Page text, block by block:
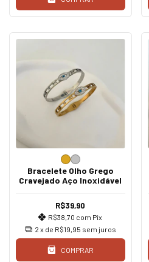
Bracelete Olho Grego
Cravejado Aço Inoxidável
R$39,90
R$38,70 com Pix
2 x de R$19,95 sem juros
COMPRAR